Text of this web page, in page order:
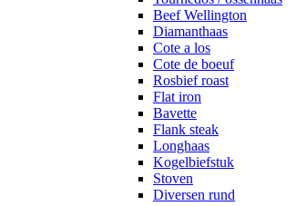
Beef Wellington
Diamanthaas
Cote a los
Cote de boeuf
Rosbief roast
Flat iron
Bavette
Flank steak
Longhaas
Kogelbiefstuk
Stoven
Diversen rund